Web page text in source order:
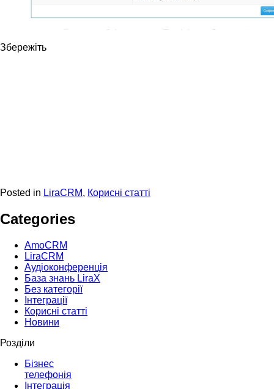
Збережіть
Posted in LiraCRM, Корисні статті
Categories
AmoCRM
LiraCRM
Аудіоконференція
База знань LiraX
Без категорії
Інтеграції
Корисні статті
Новини
Розділи
Бізнес
телефонія
Інтеграція